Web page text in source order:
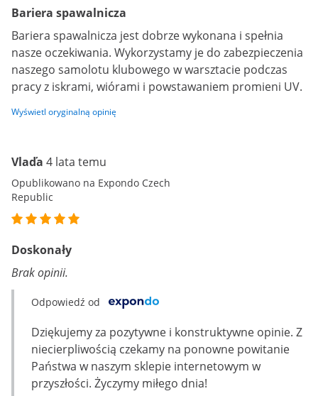
Bariera spawalnicza
Bariera spawalnicza jest dobrze wykonana i spełnia
nasze oczekiwania. Wykorzystamy je do zabezpieczenia
naszego samolotu klubowego w warsztacie podczas
pracy z iskrami, wiórami i powstawaniem promieni UV.
Wyświetl oryginalną opinię
Vlaďa 4 lata temu
Opublikowano na Expondo Czech
Republic
Doskonały
Brak opinii.
Odpowiedź od
Dziękujemy za pozytywne i konstruktywne opinie. Z
niecierpliwością czekamy na ponowne powitanie
Państwa w naszym sklepie internetowym w
przyszłości. Życzymy miłego dnia!